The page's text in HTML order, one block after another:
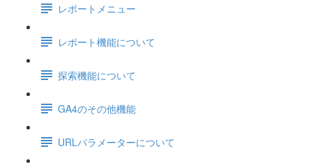
レポートメニュー
レポート機能について
探索機能について
GA4のその他機能
URLパラメーターについて